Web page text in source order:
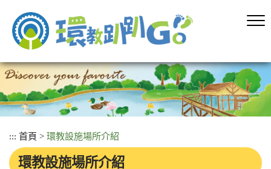
容
塊
::: 首頁 > 環教設施場所介紹
環教設施場所介紹